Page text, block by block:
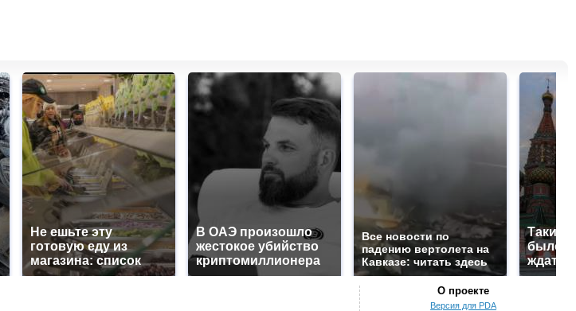
Не ешьте эту
готовую еду из
магазина: список
В ОАЭ произошло
жестокое убийство
криптомиллионера
Все новости по
падению вертолета на
Кавказе: читать здесь
Таких
было с
ждать
О проекте
Версия для PDA